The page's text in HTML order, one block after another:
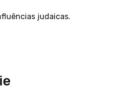
judaicas.